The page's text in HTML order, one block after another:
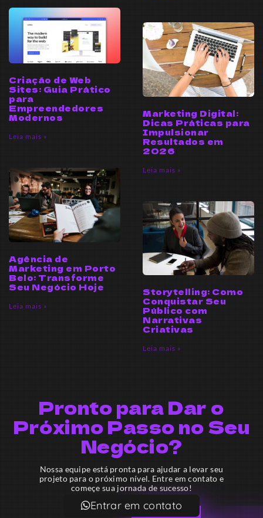
Criação de Web
Sites: Guia Prático
para
Empreendedores
Modernos
Leia mais »
Marketing Digital:
Dicas Práticas para
Impulsionar
Resultados em
2026
Leia mais »
Agência de
Marketing em Porto
Belo: Transforme
Seu Negócio Hoje
Leia mais »
Storytelling: Como
Conquistar Seu
Público com
Narrativas
Criativas
Leia mais »
Pronto para Dar o
Próximo Passo no Seu
Negócio?
Nossa equipe está pronta para ajudar a levar seu
projeto para o próximo nível. Entre em contato e
começe sua jornada de sucesso!
Entrar em contato